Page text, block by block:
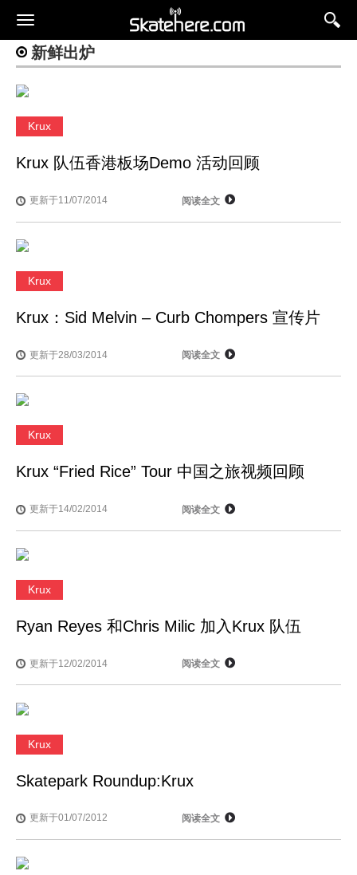
新鲜出炉
Krux
Krux 队伍香港板场Demo 活动回顾
更新于11/07/2014 阅读全文
Krux
Krux：Sid Melvin – Curb Chompers 宣传片
更新于28/03/2014 阅读全文
Krux
Krux “Fried Rice” Tour 中国之旅视频回顾
更新于14/02/2014 阅读全文
Krux
Ryan Reyes 和Chris Milic 加入Krux 队伍
更新于12/02/2014 阅读全文
Krux
Skatepark Roundup:Krux
更新于01/07/2012 阅读全文